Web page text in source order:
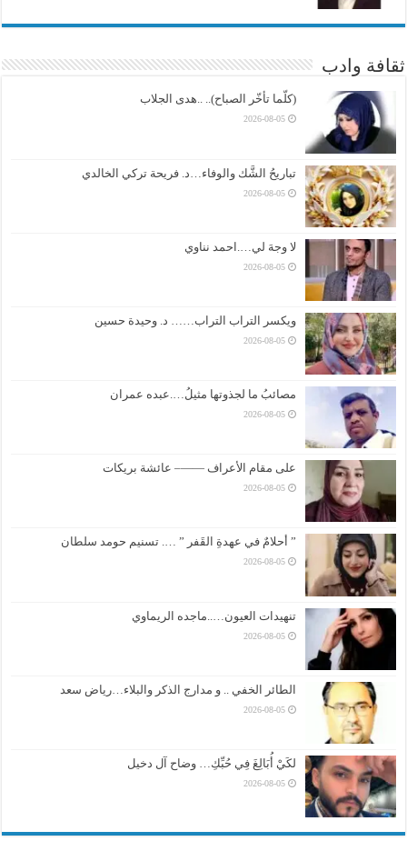
ثقافة وادب
(كلّما تأخّر الصباح).. ..هدى الجلاب
2026-08-05
تباريحُ الشَّك والوفاء…د. فريحة تركي الخالدي
2026-08-05
لا وجهَ لي….احمد نناوي
2026-08-05
ويكسر التراب التراب…… د. وحيدة حسين
2026-08-05
مصائبُ ما لجذوتها مثيلُ….عبده عمران
2026-08-05
على مقام الأعراف ——– عائشة بريكات
2026-08-05
” أحلامٌ في عهدةِ القَفر ” …. تسنيم حومد سلطان
2026-08-05
تنهيدات العيون…..ماجده الريماوي
2026-08-05
الطائر الخفي .. و مدارج الذكر والبلاء…رياض سعد
2026-08-05
لكَيْ أُبَالِغَ فِي حُبِّكِ… وضاح آل دخيل
2026-08-05